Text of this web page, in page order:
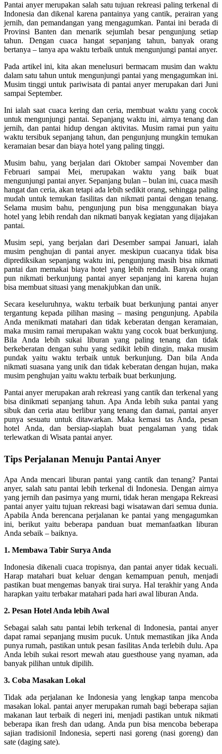
Pantai anyer merupakan salah satu tujuan rekreasi paling terkenal di
Indonesia dan dikenal karena pantainya yang cantik, perairan yang
jernih, dan pemandangan yang mengagumkan. Pantai ini berada di
Provinsi Banten dan menarik sejumlah besar pengunjung setiap
tahun. Dengan cuaca hangat sepanjang tahun, banyak orang
bertanya – tanya apa waktu terbaik untuk mengunjungi pantai anyer.
Pada artikel ini, kita akan menelusuri bermacam musim dan waktu
dalam satu tahun untuk mengunjungi pantai yang mengagumkan ini.
Musim tinggi untuk pariwisata di pantai anyer merupakan dari Juni
sampai September.
Ini ialah saat cuaca kering dan ceria, membuat waktu yang cocok
untuk mengunjungi pantai. Sepanjang waktu ini, airnya tenang dan
jernih, dan pantai hidup dengan aktivitas. Musim ramai pun yaitu
waktu tersibuk sepanjang tahun, dan pengunjung mungkin temukan
keramaian besar dan biaya hotel yang paling tinggi.
Musim bahu, yang berjalan dari Oktober sampai November dan
Februari sampai Mei, merupakan waktu yang baik buat
mengunjungi pantai anyer. Sepanjang bulan – bulan ini, cuaca masih
hangat dan ceria, akan tetapi ada lebih sedikit orang, sehingga paling
mudah untuk temukan fasilitas dan nikmati pantai dengan tenang.
Selama musim bahu, pengunjung pun bisa menggunakan biaya
hotel yang lebih rendah dan nikmati banyak kegiatan yang dijajakan
pantai.
Musim sepi, yang berjalan dari Desember sampai Januari, ialah
musim penghujan di pantai anyer. meskipun cuacanya tidak bisa
diprediksikan sepanjang waktu ini, pengunjung masih bisa nikmati
pantai dan memakai biaya hotel yang lebih rendah. Banyak orang
pun nikmati berkunjung pantai anyer sepanjang ini karena hujan
bisa membuat situasi yang menakjubkan dan unik.
Secara keseluruhnya, waktu terbaik buat berkunjung pantai anyer
tergantung kepada pilihan masing – masing pengunjung. Apabila
Anda menikmati matahari dan tidak keberatan dengan keramaian,
maka musim ramai merupakan waktu yang cocok buat berkunjung.
Bila Anda lebih sukai liburan yang paling tenang dan tidak
berkeberatan dengan suhu yang sedikit lebih dingin, maka musim
pundak yaitu waktu terbaik untuk berkunjung. Dan bila Anda
nikmati suasana yang unik dan tidak keberatan dengan hujan, maka
musim penghujan yaitu waktu terbaik buat berkunjung.
Pantai anyer merupakan arah rekreasi yang cantik dan terkenal yang
bisa dinikmati sepanjang tahun. Apa Anda lebih suka pantai yang
sibuk dan ceria atau berlibur yang tenang dan damai, pantai anyer
punya sesuatu untuk ditawarkan. Maka kemasi tas Anda, pesan
hotel Anda, dan bersiap-siaplah buat pengalaman yang tidak
terlewatkan di Wisata pantai anyer.
Tips Perjalanan Menuju Pantai Anyer
Apa Anda mencari liburan pantai yang cantik dan tenang? Pantai
anyer, salah satu pantai lebih terkenal di Indonesia. Dengan airnya
yang jernih dan pasirnya yang murni, tidak heran mengapa Rekreasi
pantai anyer yaitu tujuan rekreasi bagi wisatawan dari semua dunia.
Apabila Anda berencana perjalanan ke pantai yang mengagumkan
ini, berikut yaitu beberapa panduan buat memanfaatkan liburan
Anda sebaik – baiknya.
1. Membawa Tabir Surya Anda
Indonesia dikenali cuaca tropisnya, dan pantai anyer tidak kecuali.
Harap matahari buat keluar dengan kemampuan penuh, menjadi
pastikan buat mengemas banyak tirai surya. Hal terakhir yang Anda
harapkan yaitu terbakar matahari pada hari awal liburan Anda.
2. Pesan Hotel Anda lebih Awal
Sebagai salah satu pantai lebih terkenal di Indonesia, pantai anyer
dapat ramai sepanjang musim pucuk. Untuk memastikan jika Anda
punya rumah, pastikan untuk pesan fasilitas Anda terlebih dulu. Apa
Anda lebih sukai resort mewah atau guesthouse yang nyaman, ada
banyak pilihan untuk dipilih.
3. Coba Masakan Lokal
Tidak ada perjalanan ke Indonesia yang lengkap tanpa mencoba
masakan lokal. pantai anyer merupakan rumah bagi beberapa sajian
makanan laut terbaik di negeri ini, menjadi pastikan untuk nikmati
beberapa ikan fresh dan udang. Anda pun bisa mencoba beberapa
sajian tradisionil Indonesia, seperti nasi goreng (nasi goreng) dan
sate (daging sate).